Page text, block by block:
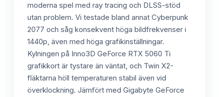
moderna spel med ray tracing och DLSS-stöd
utan problem. Vi testade bland annat Cyberpunk
2077 och såg konsekvent höga bildfrekvenser i
1440p, även med höga grafikinställningar.
Kylningen på Inno3D GeForce RTX 5060 Ti
grafikkort är tystare än väntat, och Twin X2-
fläktarna höll temperaturen stabil även vid
överklockning. Jämfört med Gigabyte GeForce